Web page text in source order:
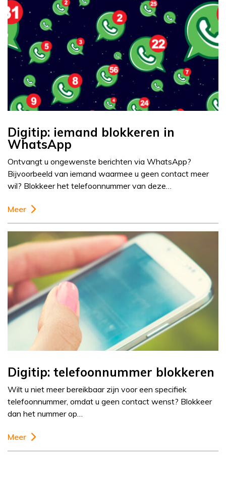
Digitip: iemand blokkeren in
WhatsApp
Ontvangt u ongewenste berichten via WhatsApp?
Bijvoorbeeld van iemand waarmee u geen contact meer
wil? Blokkeer het telefoonnummer van deze…
Meer
Digitip: telefoonnummer blokkeren
Wilt u niet meer bereikbaar zijn voor een specifiek
telefoonnummer, omdat u geen contact wenst? Blokkeer
dan het nummer op…
Meer